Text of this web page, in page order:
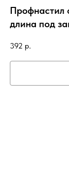
Профнастил
длина под
392 р.